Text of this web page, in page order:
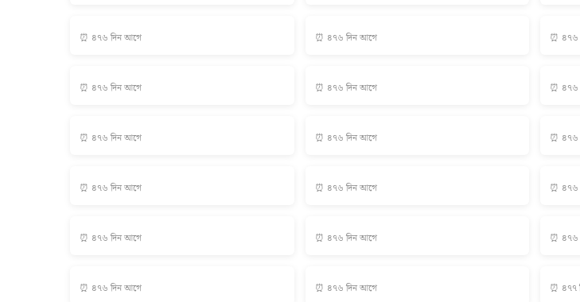
⏰ ৪৭৬ দিন আগে ⏰ ৪৭৬ দিন আগে ⏰ ৪৭৬
⏰ ৪৭৬ দিন আগে ⏰ ৪৭৬ দিন আগে ⏰ ৪৭৬
⏰ ৪৭৬ দিন আগে ⏰ ৪৭৬ দিন আগে ⏰ ৪৭৬
⏰ ৪৭৬ দিন আগে ⏰ ৪৭৬ দিন আগে ⏰ ৪৭৬
⏰ ৪৭৬ দিন আগে ⏰ ৪৭৬ দিন আগে ⏰ ৪৭৬
⏰ ৪৭৬ দিন আগে ⏰ ৪৭৬ দিন আগে ⏰ ৪৭৭